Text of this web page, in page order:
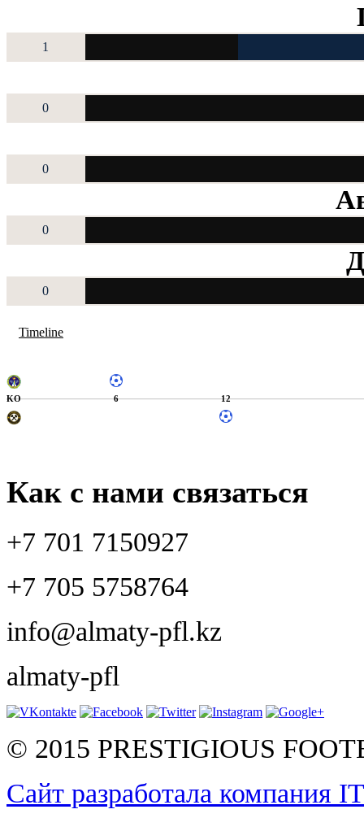
1
0
0
0
0
Timeline
KO 6 12
Как с нами связаться
+7 701 7150927
+7 705 5758764
info@almaty-pfl.kz
almaty-pfl
© 2015 PRESTIGIOUS
Сайт разработала компания